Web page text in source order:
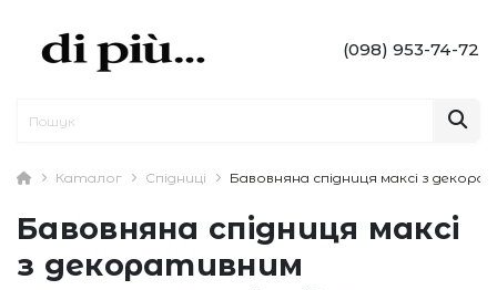
(098) 953-74-72
Каталог Спідниці Бавовняна спідниця максі з
Бавовняна спідниця максі
з декоративним